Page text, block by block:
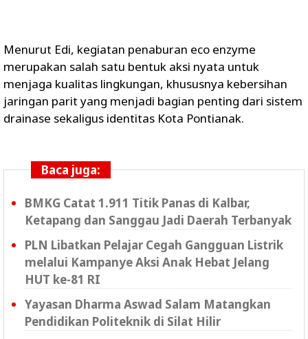
Menurut Edi, kegiatan penaburan eco enzyme
merupakan salah satu bentuk aksi nyata untuk
menjaga kualitas lingkungan, khususnya kebersihan
jaringan parit yang menjadi bagian penting dari sistem
drainase sekaligus identitas Kota Pontianak.
Baca juga:
BMKG Catat 1.911 Titik Panas di Kalbar,
Ketapang dan Sanggau Jadi Daerah Terbanyak
PLN Libatkan Pelajar Cegah Gangguan Listrik
melalui Kampanye Aksi Anak Hebat Jelang
HUT ke-81 RI
Yayasan Dharma Aswad Salam Matangkan
Pendidikan Politeknik di Silat Hilir